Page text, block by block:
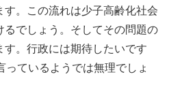
す。この流れは少子高齢化社会
るでしょう。そしてその問題の
。行政には期待したいです
っているようでは無理でしょ